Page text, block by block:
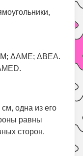
ΔAME; ΔBEA.
одна из его
равны
сторон.